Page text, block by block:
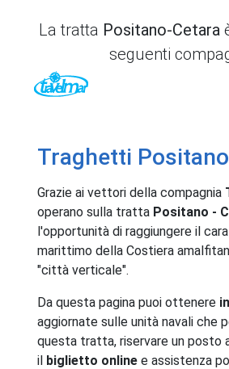
La tratta Positano-Cetara
seguenti
Traghetti
Grazie ai vettori della compagnia
operano sulla tratta Positano -
l'opportunità di raggiungere il
marittimo della Costiera
"città verticale".
Da questa pagina puoi ottenere
aggiornate sulle unità navali che
questa tratta, riservare un posto
il biglietto online e assistenza